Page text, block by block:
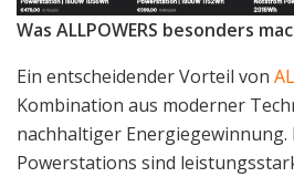
Was ALLPOWERS besonders
Ein entscheidender Vorteil von
Kombination aus moderner
nachhaltiger
Powerstations sind